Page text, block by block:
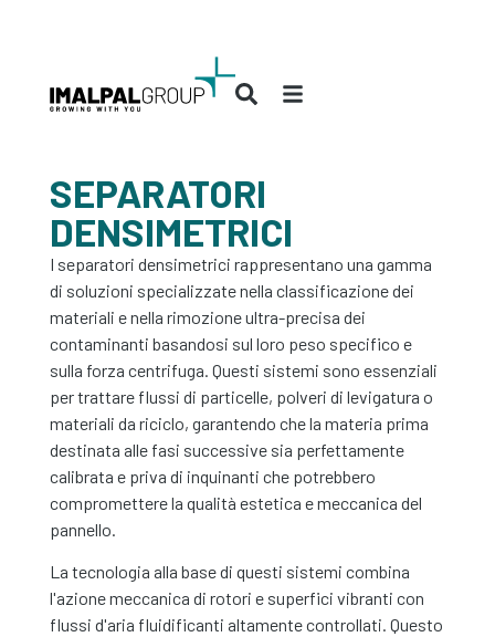
SEPARATORI
DENSIMETRICI
I separatori densimetrici rappresentano una gamma
di soluzioni specializzate nella classificazione dei
materiali e nella rimozione ultra-precisa dei
contaminanti basandosi sul loro peso specifico e
sulla forza centrifuga. Questi sistemi sono essenziali
per trattare flussi di particelle, polveri di levigatura o
materiali da riciclo, garantendo che la materia prima
destinata alle fasi successive sia perfettamente
calibrata e priva di inquinanti che potrebbero
compromettere la qualità estetica e meccanica del
pannello.
La tecnologia alla base di questi sistemi combina
l'azione meccanica di rotori e superfici vibranti con
flussi d'aria fluidificanti altamente controllati. Questo